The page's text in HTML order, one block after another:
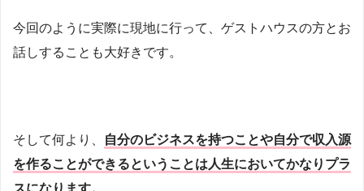
今回のように実際に現地に行って、ゲストハウスの方とお
話しすることも大好きです。
そして何より、
自分のビジネスを持つことや自分で収入源
を作ることができるということは人生においてかなりプラ
スになります。